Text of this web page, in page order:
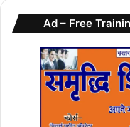
Ad – Free